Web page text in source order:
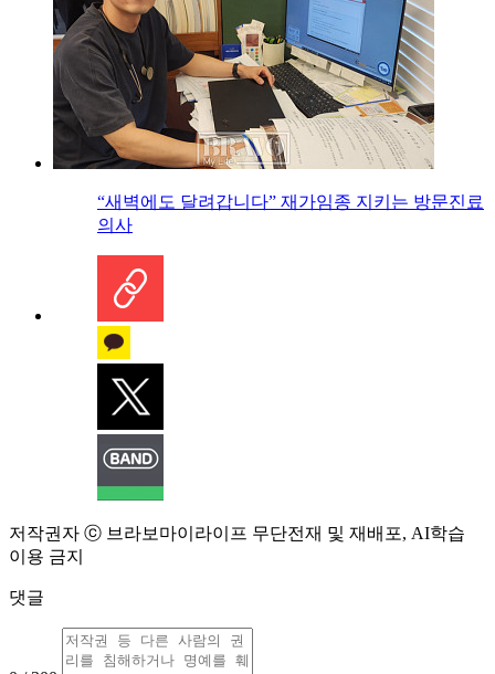
“새벽에도 달려갑니다” 재가임종 지키는 방문진료
의사
저작권자 ⓒ 브라보마이라이프 무단전재 및 재배포, AI학습
이용 금지
댓글